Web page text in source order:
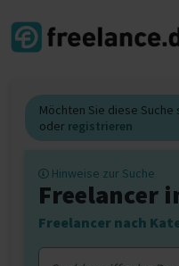
Möchten Sie diese
oder registrieren
Hinweise zur Suche
Freelancer
Freelancer nach